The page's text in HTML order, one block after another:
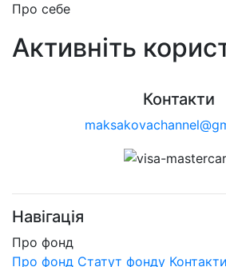
Про себе
Активніть
Контакти
Навігація
Про фонд
Про фонд Статут фонду Контакти